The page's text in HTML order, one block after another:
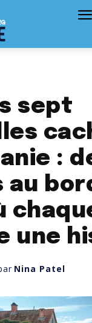
sept
:
au
une
Nina Patel